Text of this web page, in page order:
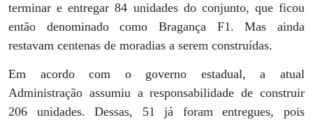
terminar e entregar 84 unidades do conjunto, que ficou
então denominado como Bragança F1. Mas ainda
restavam centenas de moradias a serem construídas.
Em acordo com o governo estadual, a atual
Administração assumiu a responsabilidade de construir
206 unidades. Dessas, 51 já foram entregues, pois